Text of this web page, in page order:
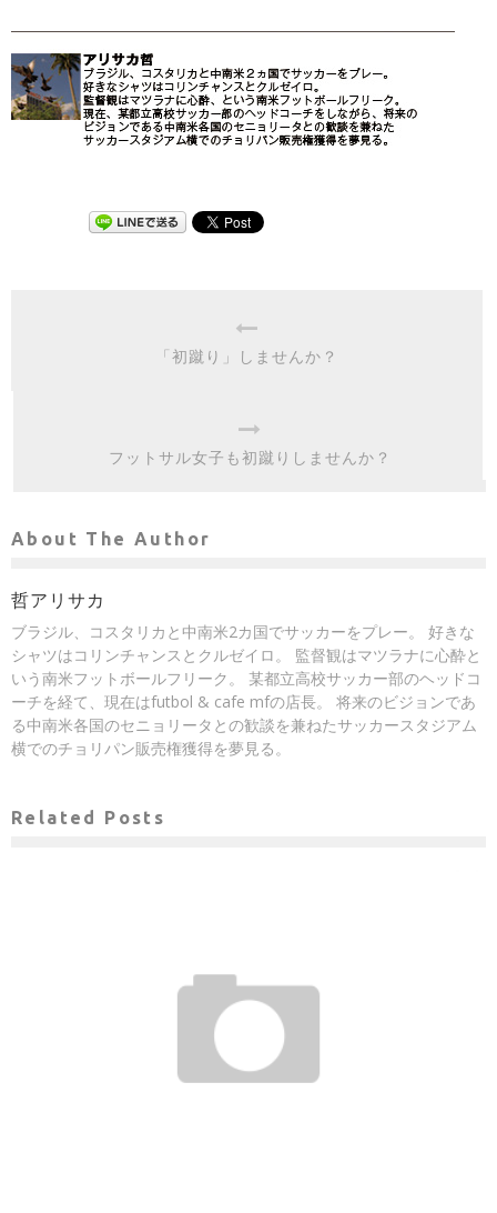
「初蹴り」しませんか？
フットサル女子も初蹴りしませんか？
About The Author
哲アリサカ
ブラジル、コスタリカと中南米2カ国でサッカーをプレー。 好きな
シャツはコリンチャンスとクルゼイロ。 監督観はマツラナに心酔と
いう南米フットボールフリーク。 某都立高校サッカー部のヘッドコ
ーチを経て、現在はfutbol & cafe mfの店長。 将来のビジョンであ
る中南米各国のセニョリータとの歓談を兼ねたサッカースタジアム
横でのチョリパン販売権獲得を夢見る。
Related Posts